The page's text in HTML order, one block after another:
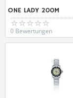
ONE LADY 200M
0 Bewertungen